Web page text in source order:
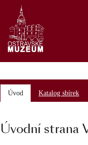
Úvod Katalog sbírek
Úvodní strana